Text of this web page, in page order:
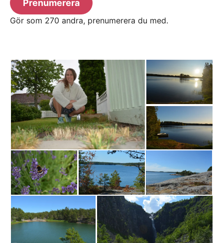
Prenumerera
Gör som 270 andra, prenumerera du med.